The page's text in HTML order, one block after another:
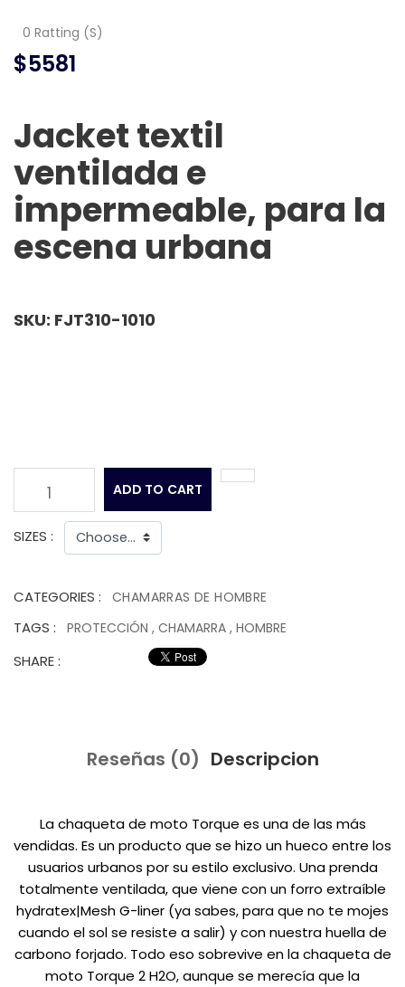
0 Ratting (S)
$5581
Jacket textil
ventilada e
impermeable, para la
escena urbana
SKU: FJT310-1010
1 ADD TO CART
SIZES :
CATEGORIES : CHAMARRAS DE HOMBRE
TAGS : PROTECCIÓN , CHAMARRA , HOMBRE
SHARE :
Reseñas (0) Descripcion
La chaqueta de moto Torque es una de las más
vendidas. Es un producto que se hizo un hueco entre los
usuarios urbanos por su estilo exclusivo. Una prenda
totalmente ventilada, que viene con un forro extraíble
hydratex|Mesh G-liner (ya sabes, para que no te mojes
cuando el sol se resiste a salir) y con nuestra huella de
carbono forjado. Todo eso sobrevive en la chaqueta de
moto Torque 2 H2O, aunque se merecía que la